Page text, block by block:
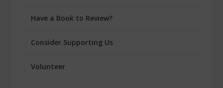
Have a Book to Review?
Consider Supporting Us
Volunteer